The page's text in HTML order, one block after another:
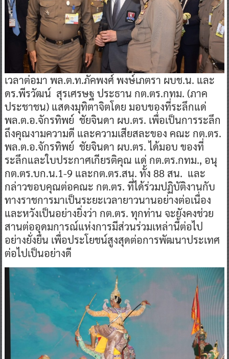
​เวลาต่อมา พล.ต.ท.ภัคพงศ์ พงษ์เภตรา ผบช.น. และ
ดร.พีรวัฒน์ สุรเศรษฐ ประธาน กต.ตร.กทม. (ภาค
ประชาชน) แสดงมุทิตาจิตโดย มอบของที่ระลึกแด่
พล.ต.อ.จักรทิพย์ ชัยจินดา ผบ.ตร. เพื่อเป็นการระลึก
ถึงคุณงามความดี และความเสียสละของ คณะ กต.ตร.
พล.ต.อ.จักรทิพย์ ชัยจินดา ผบ.ตร. ได้มอบ ของที่
ระลึกและใบประกาศเกียรติคุณ แด่ กต.ตร.กทม., อนุ
กต.ตร.บก.น.1-9 และกต.ตร.สน. ทั้ง 88 สน. และ
กล่าวขอบคุณต่อคณะ กต.ตร. ที่ได้ร่วมปฏิบัติงานกับ
ทางราชการมาเป็นระยะเวลายาวนานอย่างต่อเนื่อง
และหวังเป็นอย่างยิ่งว่า กต.ตร. ทุกท่าน จะยังคงช่วย
สานต่ออุดมการณ์แห่งการมีส่วนร่วมเหล่านี้ต่อไป
อย่างยั่งยืน เพื่อประโยชน์สูงสุดต่อการพัฒนาประเทศ
ต่อไปเป็นอย่างดี